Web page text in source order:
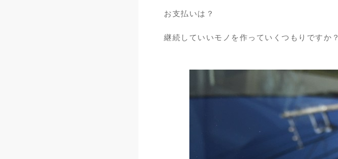
お支払いは？
継続していいモノを作っていくつもりですか？